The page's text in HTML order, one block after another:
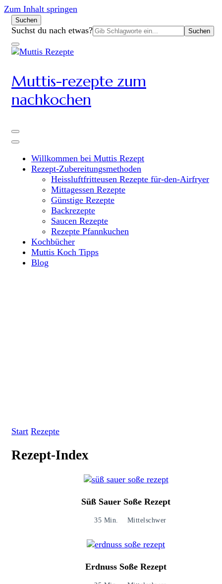
Zum Inhalt springen
Suchen
Suchen
nach:
Suchst du nach etwas?
Muttis-rezepte zum
nachkochen
Willkommen bei Muttis Rezept
Rezept-Zubereitungsmethoden
Heissluftfritteusen Rezepte für-den-Airfryer
Mittagessen Rezepte
Günstige Rezepte
Backrezepte
Saucen Rezepte
Rezepte Pfannkuchen
Kochbücher
Muttis Koch Tipps
Blog
Start Rezepte
Rezept-Index
Süß Sauer Soße Rezept
35 Min. Mittelschwer
Erdnuss Soße Rezept